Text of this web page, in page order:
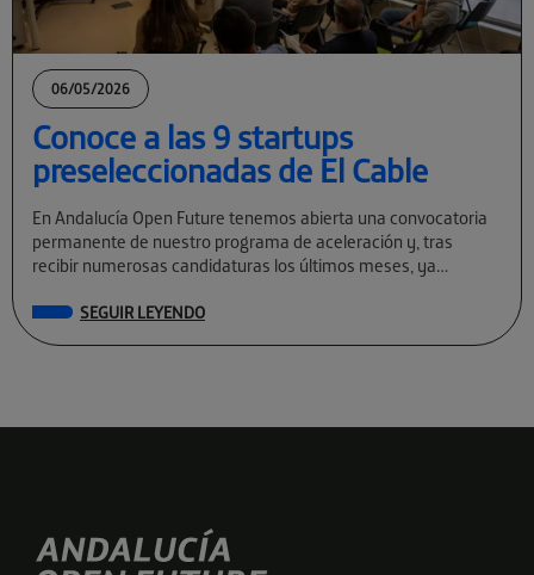
06/05/2026
Conoce a las 9 startups
preseleccionadas de El Cable
En Andalucía Open Future tenemos abierta una convocatoria
permanente de nuestro programa de aceleración y, tras
recibir numerosas candidaturas los últimos meses, ya
SEGUIR LEYENDO